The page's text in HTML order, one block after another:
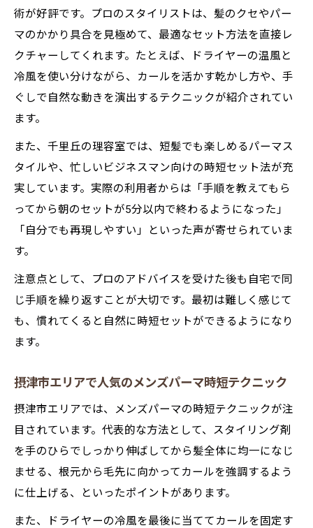
術が好評です。プロのスタイリストは、髪のクセやパー
マのかかり具合を見極めて、最適なセット方法を直接レ
クチャーしてくれます。たとえば、ドライヤーの温風と
冷風を使い分けながら、カールを活かす乾かし方や、手
ぐしで自然な動きを演出するテクニックが紹介されてい
ます。
また、千里丘の理容室では、短髪でも楽しめるパーマス
タイルや、忙しいビジネスマン向けの時短セット法が充
実しています。実際の利用者からは「手順を教えてもら
ってから朝のセットが5分以内で終わるようになった」
「自分でも再現しやすい」といった声が寄せられていま
す。
注意点として、プロのアドバイスを受けた後も自宅で同
じ手順を繰り返すことが大切です。最初は難しく感じて
も、慣れてくると自然に時短セットができるようになり
ます。
摂津市エリアで人気のメンズパーマ時短テクニック
摂津市エリアでは、メンズパーマの時短テクニックが注
目されています。代表的な方法として、スタイリング剤
を手のひらでしっかり伸ばしてから髪全体に均一になじ
ませる、根元から毛先に向かってカールを強調するよう
に仕上げる、といったポイントがあります。
また、ドライヤーの冷風を最後に当ててカールを固定す